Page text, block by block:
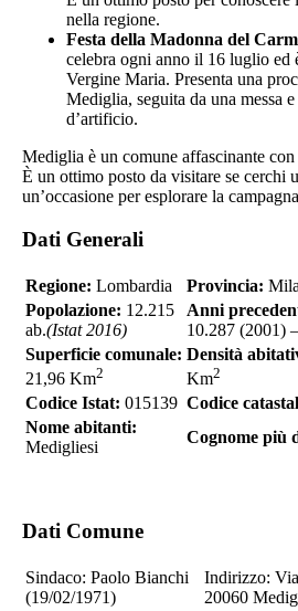
nella regione.
Festa della Madonna del
celebra ogni anno il 16 luglio ed
Vergine Maria. Presenta una
Mediglia, seguita da una messa
d’artificio.
Mediglia è un comune affascinante
È un ottimo posto da visitare se cerchi
un’occasione per esplorare la
Dati Generali
Regione: Lombardia Provincia:
Popolazione: 12.215
ab.(Istat 2016)
Anni
10.287 (2001)
Superficie comunale:
21,96 Km2
Densità
Km2
Codice Istat: 015139 Codice
Nome abitanti:
Medigliesi
Cognome più
Dati Comune
Sindaco: Paolo Bianchi
(19/02/1971)
Indirizzo:
20060